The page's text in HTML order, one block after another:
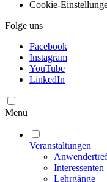
Cookie-
Folge uns
Facebook
Instagram
YouTube
LinkedIn
Menü
Veranstaltungen
Interessenten
Lehrgänge